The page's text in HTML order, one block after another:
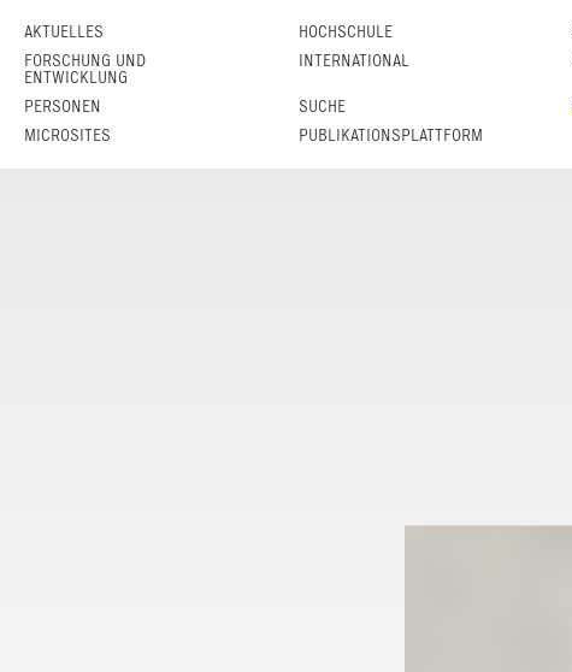
AKTUELLES HOCHSCHULE
FORSCHUNG UND
ENTWICKLUNG
INTERNATIONAL
PERSONEN SUCHE
MICROSITES
PUBLIKATIONSPLATTFORM